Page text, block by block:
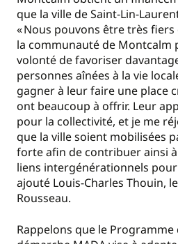
que la ville de Saint-Lin-
« Nous pouvons être très fiers
la communauté de Montcalm
volonté de favoriser
personnes aînées à la vie
gagner à leur faire une place
ont beaucoup à offrir. Leur
pour la collectivité, et je me
que la ville soient mobilisées
forte afin de contribuer ainsi
liens intergénérationnels pour
ajouté Louis-Charles Thouin,
Rousseau.
Rappelons que le Programme